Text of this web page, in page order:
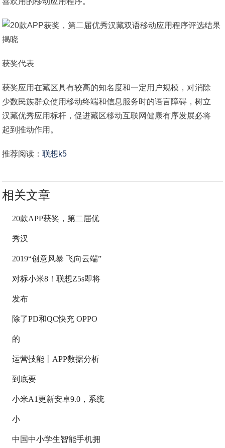
获奖代表
获奖应用在藏区具有较高的知名度和一定用户规模，对消除
少数民族群众使用移动终端和信息服务时的语言障碍，树立
汉藏优秀应用标杆，促进藏区移动互联网健康有序发展必将
起到推动作用。
推荐阅读：联想k5
相关文章
20款APP获奖，第二届优
秀汉
2019“创意风暴 飞向云端”
对标小米8！联想Z5s即将
发布
除了PD和QC快充 OPPO
的
运营技能丨APP数据分析
到底要
小米A1更新安卓9.0，系统
小
中国中小学生智能手机拥